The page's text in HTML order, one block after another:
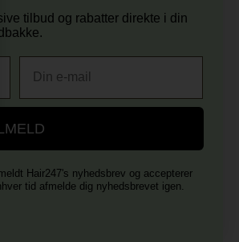
tilbud og rabatter direkte i din
Hair247's nyhedsbrev og accepterer
tid afmelde dig nyhedsbrevet igen.